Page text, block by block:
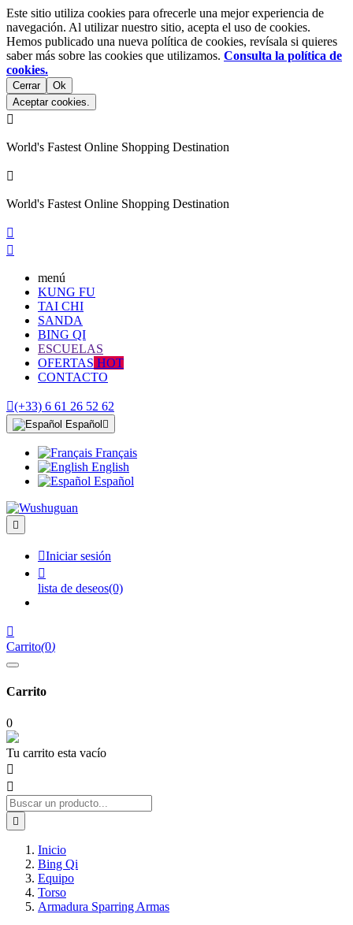
Este sitio utiliza cookies para ofrecerle una mejor experiencia de
navegación. Al utilizar nuestro sitio, acepta el uso de cookies.
Hemos publicado una nueva política de cookies, revísala si quieres
saber más sobre las cookies que utilizamos. Consulta la política de
cookies.
Cerrar
Ok
Aceptar cookies.

World's Fastest Online Shopping Destination

World's Fastest Online Shopping Destination


menú
KUNG FU
TAI CHI
SANDA
BING QI
ESCUELAS
OFERTAS HOT
CONTACTO
(+33) 6 61 26 52 62
Español 
Français
English
Español

Iniciar sesión

lista de deseos(0)

Carrito(0)
Carrito
0
Tu carrito esta vacío



Inicio
Bing Qi
Equipo
Torso
Armadura Sparring Armas